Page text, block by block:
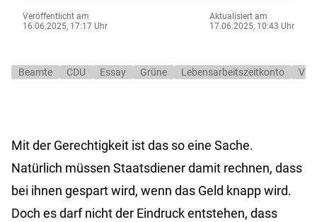
Veröffentlicht am
16.06.2025, 17:17 Uhr
Aktualisiert am
17.06.2025, 10:43 Uhr
Beamte CDU Essay Grüne Lebensarbeitszeitkonto
Mit der Gerechtigkeit ist das so eine Sache.
Natürlich müssen Staatsdiener damit rechnen, dass
bei ihnen gespart wird, wenn das Geld knapp wird.
Doch es darf nicht der Eindruck entstehen, dass